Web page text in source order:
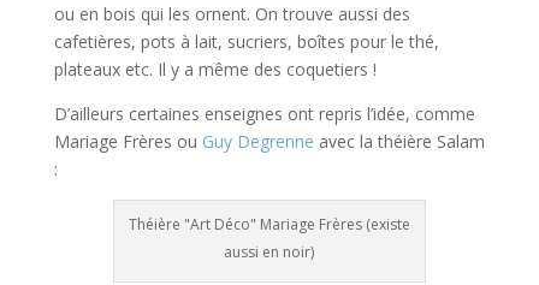
ou en bois qui les ornent. On trouve aussi des
cafetières, pots à lait, sucriers, boîtes pour le thé,
plateaux etc. Il y a même des coquetiers !
D’ailleurs certaines enseignes ont repris l’idée, comme
Mariage Frères ou Guy Degrenne avec la théière Salam
:
Théière "Art Déco" Mariage Frères (existe
aussi en noir)